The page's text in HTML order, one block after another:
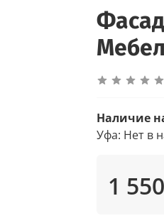
Наличие
Уфа: Нет в
1